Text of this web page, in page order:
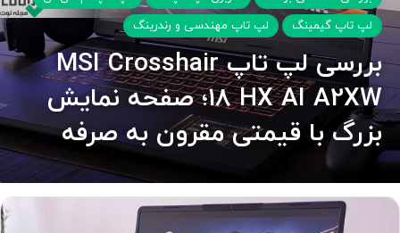
لپ تاپ گیمینگ
لپ تاپ مهندسی و رندرینگ
بررسی لپ تاپ MSI Crosshair
18 HX AI A2XW؛ صفحه نمایش
بزرگ با قیمتی مقرون به صرفه